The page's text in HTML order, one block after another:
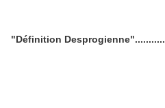
"Définition Desprogienne"...........